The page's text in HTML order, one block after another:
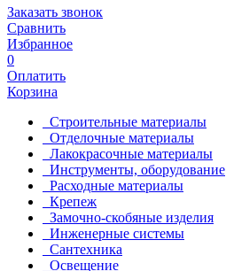
Заказать звонок
Сравнить
Избранное
0
Оплатить
Корзина
Строительные материалы
Отделочные материалы
Лакокрасочные материалы
Инструменты, оборудование
Расходные материалы
Крепеж
Замочно-скобяные изделия
Инженерные системы
Сантехника
Освещение